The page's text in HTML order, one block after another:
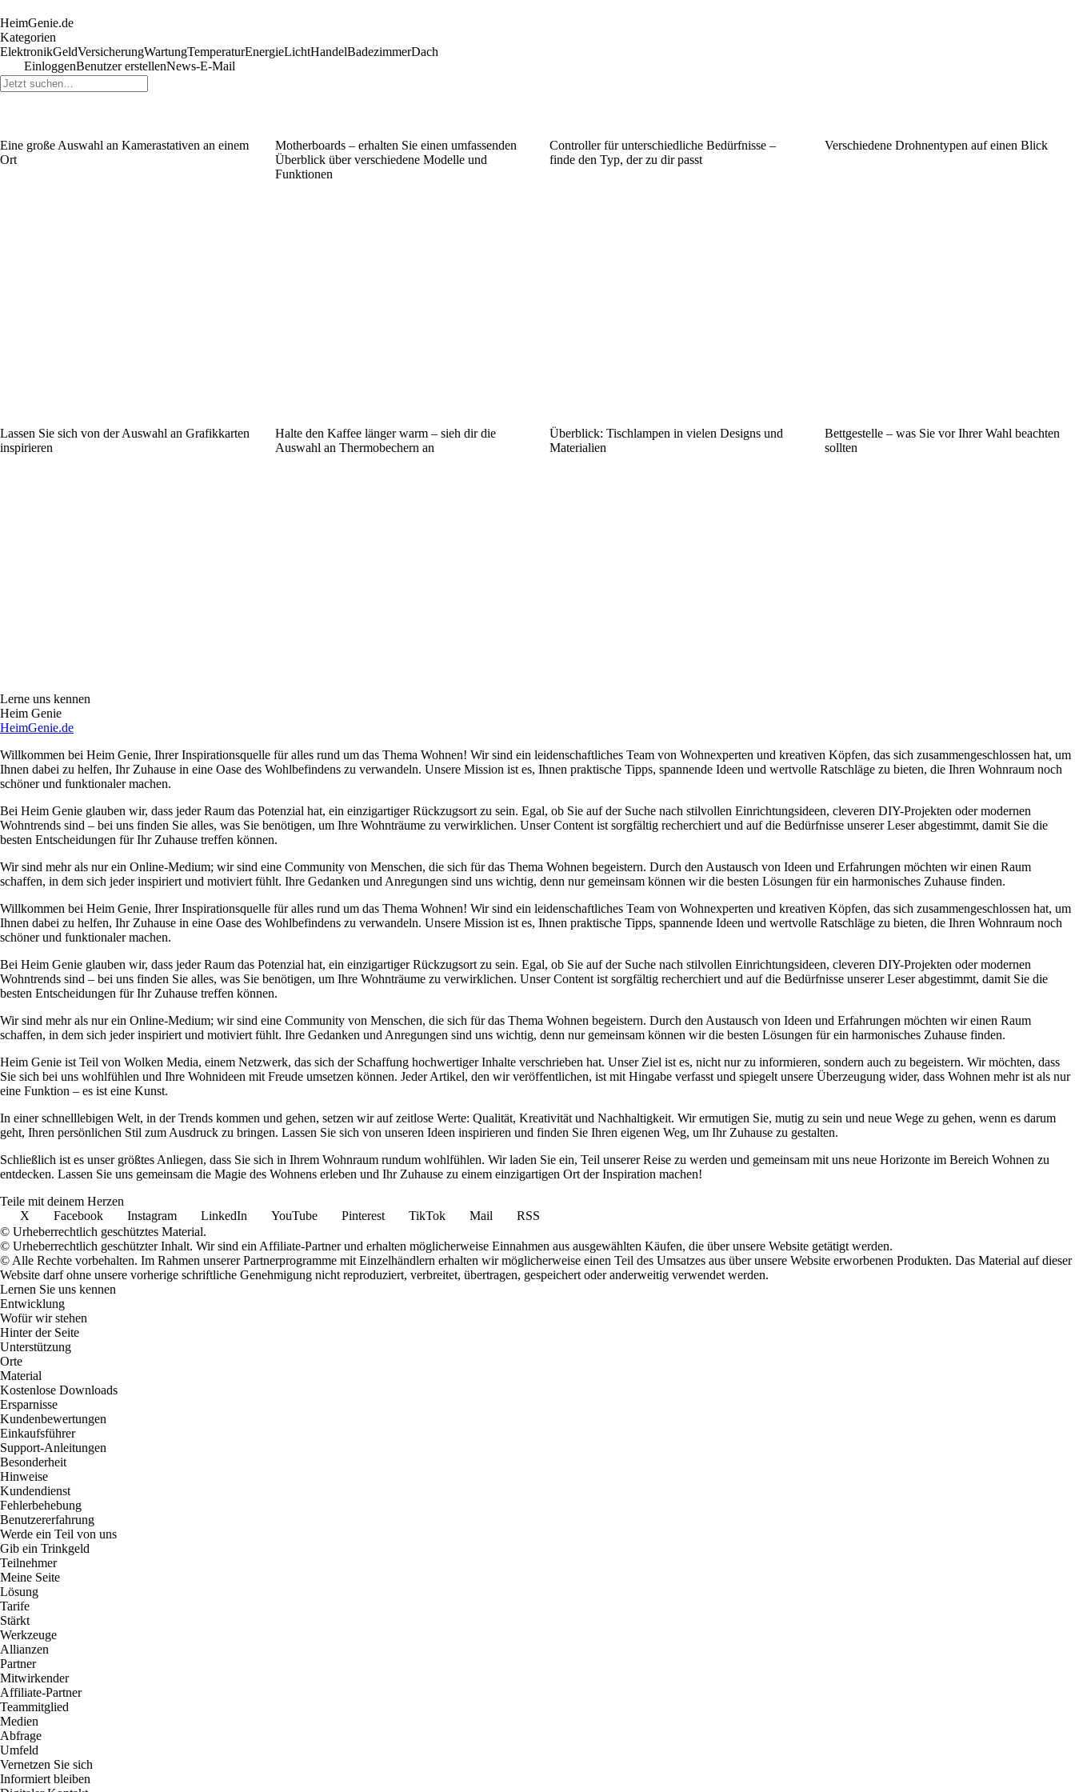
HeimGenie.de
Kategorien
ElektronikGeldVersicherungWartungTemperaturEnergieLichtHandelBadezimmerDach
EinloggenBenutzer erstellenNews-E-Mail
Eine große Auswahl an Kamerastativen an einem
Ort
Motherboards – erhalten Sie einen umfassenden
Überblick über verschiedene Modelle und
Funktionen
Controller für unterschiedliche Bedürfnisse –
finde den Typ, der zu dir passt
Verschiedene Drohnentypen auf einen Blick
Lassen Sie sich von der Auswahl an Grafikkarten
inspirieren
Halte den Kaffee länger warm – sieh dir die
Auswahl an Thermobechern an
Überblick: Tischlampen in vielen Designs und
Materialien
Bettgestelle – was Sie vor Ihrer Wahl beachten
sollten
Lerne uns kennen
Heim Genie
HeimGenie.de
Willkommen bei Heim Genie, Ihrer Inspirationsquelle für alles rund um das Thema Wohnen! Wir sind ein leidenschaftliches Team von Wohnexperten und kreativen Köpfen, das sich zusammengeschlossen hat, um
Ihnen dabei zu helfen, Ihr Zuhause in eine Oase des Wohlbefindens zu verwandeln. Unsere Mission ist es, Ihnen praktische Tipps, spannende Ideen und wertvolle Ratschläge zu bieten, die Ihren Wohnraum noch
schöner und funktionaler machen.
Bei Heim Genie glauben wir, dass jeder Raum das Potenzial hat, ein einzigartiger Rückzugsort zu sein. Egal, ob Sie auf der Suche nach stilvollen Einrichtungsideen, cleveren DIY-Projekten oder modernen
Wohntrends sind – bei uns finden Sie alles, was Sie benötigen, um Ihre Wohnträume zu verwirklichen. Unser Content ist sorgfältig recherchiert und auf die Bedürfnisse unserer Leser abgestimmt, damit Sie die
besten Entscheidungen für Ihr Zuhause treffen können.
Wir sind mehr als nur ein Online-Medium; wir sind eine Community von Menschen, die sich für das Thema Wohnen begeistern. Durch den Austausch von Ideen und Erfahrungen möchten wir einen Raum
schaffen, in dem sich jeder inspiriert und motiviert fühlt. Ihre Gedanken und Anregungen sind uns wichtig, denn nur gemeinsam können wir die besten Lösungen für ein harmonisches Zuhause finden.
Willkommen bei Heim Genie, Ihrer Inspirationsquelle für alles rund um das Thema Wohnen! Wir sind ein leidenschaftliches Team von Wohnexperten und kreativen Köpfen, das sich zusammengeschlossen hat, um
Ihnen dabei zu helfen, Ihr Zuhause in eine Oase des Wohlbefindens zu verwandeln. Unsere Mission ist es, Ihnen praktische Tipps, spannende Ideen und wertvolle Ratschläge zu bieten, die Ihren Wohnraum noch
schöner und funktionaler machen.
Bei Heim Genie glauben wir, dass jeder Raum das Potenzial hat, ein einzigartiger Rückzugsort zu sein. Egal, ob Sie auf der Suche nach stilvollen Einrichtungsideen, cleveren DIY-Projekten oder modernen
Wohntrends sind – bei uns finden Sie alles, was Sie benötigen, um Ihre Wohnträume zu verwirklichen. Unser Content ist sorgfältig recherchiert und auf die Bedürfnisse unserer Leser abgestimmt, damit Sie die
besten Entscheidungen für Ihr Zuhause treffen können.
Wir sind mehr als nur ein Online-Medium; wir sind eine Community von Menschen, die sich für das Thema Wohnen begeistern. Durch den Austausch von Ideen und Erfahrungen möchten wir einen Raum
schaffen, in dem sich jeder inspiriert und motiviert fühlt. Ihre Gedanken und Anregungen sind uns wichtig, denn nur gemeinsam können wir die besten Lösungen für ein harmonisches Zuhause finden.
Heim Genie ist Teil von Wolken Media, einem Netzwerk, das sich der Schaffung hochwertiger Inhalte verschrieben hat. Unser Ziel ist es, nicht nur zu informieren, sondern auch zu begeistern. Wir möchten, dass
Sie sich bei uns wohlfühlen und Ihre Wohnideen mit Freude umsetzen können. Jeder Artikel, den wir veröffentlichen, ist mit Hingabe verfasst und spiegelt unsere Überzeugung wider, dass Wohnen mehr ist als nur
eine Funktion – es ist eine Kunst.
In einer schnelllebigen Welt, in der Trends kommen und gehen, setzen wir auf zeitlose Werte: Qualität, Kreativität und Nachhaltigkeit. Wir ermutigen Sie, mutig zu sein und neue Wege zu gehen, wenn es darum
geht, Ihren persönlichen Stil zum Ausdruck zu bringen. Lassen Sie sich von unseren Ideen inspirieren und finden Sie Ihren eigenen Weg, um Ihr Zuhause zu gestalten.
Schließlich ist es unser größtes Anliegen, dass Sie sich in Ihrem Wohnraum rundum wohlfühlen. Wir laden Sie ein, Teil unserer Reise zu werden und gemeinsam mit uns neue Horizonte im Bereich Wohnen zu
entdecken. Lassen Sie uns gemeinsam die Magie des Wohnens erleben und Ihr Zuhause zu einem einzigartigen Ort der Inspiration machen!
Teile mit deinem Herzen
X
Facebook Instagram LinkedIn YouTube Pinterest TikTok Mail
RSS
© Urheberrechtlich geschütztes Material.
© Urheberrechtlich geschützter Inhalt. Wir sind ein Affiliate-Partner und erhalten möglicherweise Einnahmen aus ausgewählten Käufen, die über unsere Website getätigt werden.
© Alle Rechte vorbehalten. Im Rahmen unserer Partnerprogramme mit Einzelhändlern erhalten wir möglicherweise einen Teil des Umsatzes aus über unsere Website erworbenen Produkten. Das Material auf dieser
Website darf ohne unsere vorherige schriftliche Genehmigung nicht reproduziert, verbreitet, übertragen, gespeichert oder anderweitig verwendet werden.
Lernen Sie uns kennen
Entwicklung
Wofür wir stehen
Hinter der Seite
Unterstützung
Orte
Material
Kostenlose Downloads
Ersparnisse
Kundenbewertungen
Einkaufsführer
Support-Anleitungen
Besonderheit
Hinweise
Kundendienst
Fehlerbehebung
Benutzererfahrung
Werde ein Teil von uns
Gib ein Trinkgeld
Teilnehmer
Meine Seite
Lösung
Tarife
Stärkt
Werkzeuge
Allianzen
Partner
Mitwirkender
Affiliate-Partner
Teammitglied
Medien
Abfrage
Umfeld
Vernetzen Sie sich
Informiert bleiben